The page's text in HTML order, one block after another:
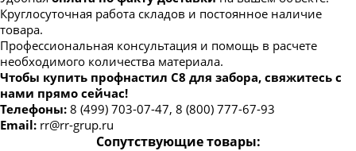
Круглосуточная работа складов и постоянное наличие
товара.
Профессиональная консультация и помощь в расчете
необходимого количества материала.
Чтобы купить профнастил С8 для забора, свяжитесь с
нами прямо сейчас!
Телефоны: 8 (499) 703-07-47, 8 (800) 777-67-93
Email: rr@rr-grup.ru
Сопутствующие товары: